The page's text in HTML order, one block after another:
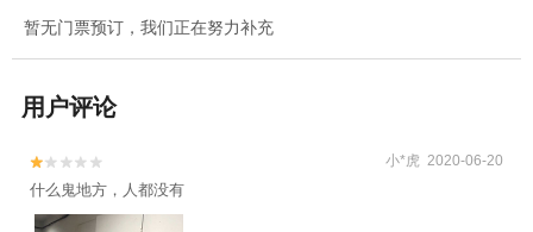
暂无门票预订，我们正在努力补充
用户评论

 小*虎 2020-06-20
什么鬼地方，人都没有